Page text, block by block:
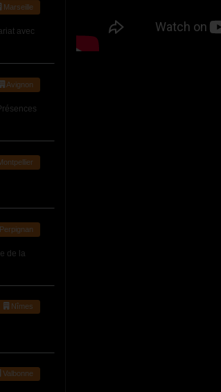
Marseille
avec
Avignon
Perpignan
de la
Nîmes
Valbonne